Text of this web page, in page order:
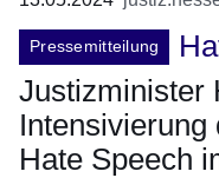
Pressemitteilung
Justizminister
Intensivierung
Hate Speech